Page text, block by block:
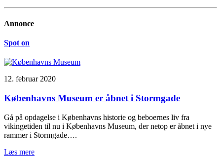
Annonce
Spot on
12. februar 2020
Københavns Museum er åbnet i Stormgade
Gå på opdagelse i Københavns historie og beboernes liv fra
vikingetiden til nu i Københavns Museum, der netop er åbnet i nye
rammer i Stormgade….
Læs mere